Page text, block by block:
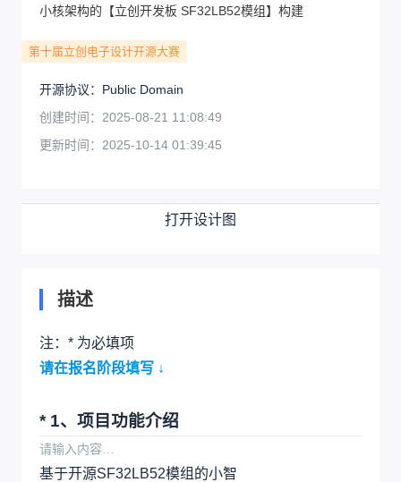
小核架构的【立创开发板 SF32LB52模组】构建
第十届立创电子设计开源大赛
开源协议： Public Domain
创建时间： 2025-08-21 11:08:49
更新时间： 2025-10-14 01:39:45
打开设计图
描述
注：* 为必填项
请在报名阶段填写 ↓
* 1、项目功能介绍
请输入内容…
基于开源SF32LB52模组的小智